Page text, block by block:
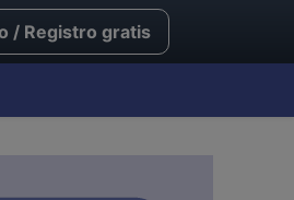
/ Registro gratis